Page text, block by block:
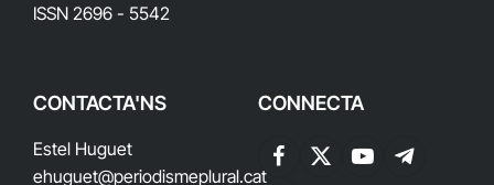
ISSN 2696 - 5542
CONTACTA'NS
Estel Huguet
ehuguet@periodismeplural.cat
CONNECTA
Facebook
X
YouTubeTelegram